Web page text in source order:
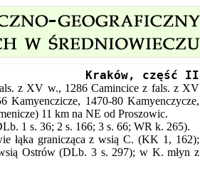
Kraków, część II
z XV w., 1286 Camincice z fals. z XV
Kamyenczicze, 1470-80 Kamyenczycze,
11 km na NE od Proszowic.
1 s. 36; 2 s. 166; 3 s. 66; WR k. 265).
łąka granicząca z wsią C. (KK 1, 162);
Ostrów (DLb. 3 s. 297); w K. młyn z